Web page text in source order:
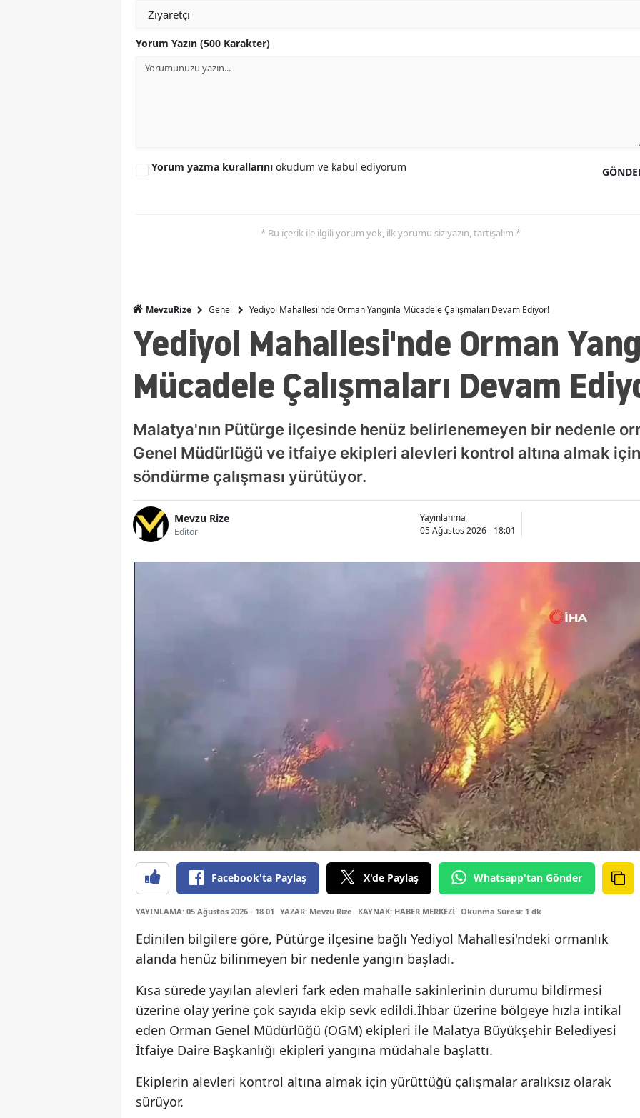
Yorum Yazın (500 Karakter)
Yorum yazma kurallarını okudum ve kabul ediyorum
* Bu içerik ile ilgili yorum yok, ilk yorumu siz yazın, tartışalım *
MevzuRize Genel Yediyol Mahallesi'nde Orman Yangınla Mücadele Çalışmaları Devam Ediyor!
Yediyol Mahallesi'nde Orman
Mücadele Çalışmaları Devam
Malatya'nın Pütürge ilçesinde henüz belirlenemeyen bir nedenle
Genel Müdürlüğü ve itfaiye ekipleri alevleri kontrol altına almak
söndürme çalışması yürütüyor.
Mevzu Rize
Editör
Yayınlanma
05 Ağustos 2026 - 18:01
Facebook'ta Paylaş X'de Paylaş Whatsapp'tan Gönder
YAYINLAMA: 05 Ağustos 2026 - 18.01 YAZAR: Mevzu Rize KAYNAK: HABER MERKEZİ Okunma Süresi: 1 dk
Edinilen bilgilere göre, Pütürge ilçesine bağlı Yediyol Mahallesi'ndeki ormanlık
alanda henüz bilinmeyen bir nedenle yangın başladı.
Kısa sürede yayılan alevleri fark eden mahalle sakinlerinin durumu bildirmesi
üzerine olay yerine çok sayıda ekip sevk edildi.İhbar üzerine bölgeye hızla intikal
eden Orman Genel Müdürlüğü (OGM) ekipleri ile Malatya Büyükşehir Belediyesi
İtfaiye Daire Başkanlığı ekipleri yangına müdahale başlattı.
Ekiplerin alevleri kontrol altına almak için yürüttüğü çalışmalar aralıksız olarak
sürüyor.